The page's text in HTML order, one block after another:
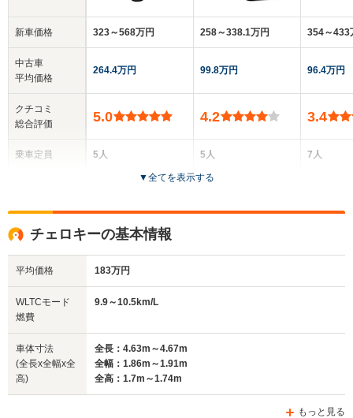
新車価格
中古車
平均価格
クチコミ
総合評価
乗車定員
サイズ
(全長x全幅x全高)
323～568万円
264.4万円
5.0
5人
全高
1.64m～1.67m
全幅
1.81m
258～338.1万円
99.8万円
4.2
5人
5ドア
354～433
96.4万円
3.4
7人
▼全てを表示する
チェロキーの基本情報
平均価格 183万円
WLTCモード
燃費
9.9～10.5km/L
車体寸法
(全長x全幅x全
高)
全長：4.63m～4.67m
全幅：1.86m～1.91m
全高：1.7m～1.74m
もっと見る